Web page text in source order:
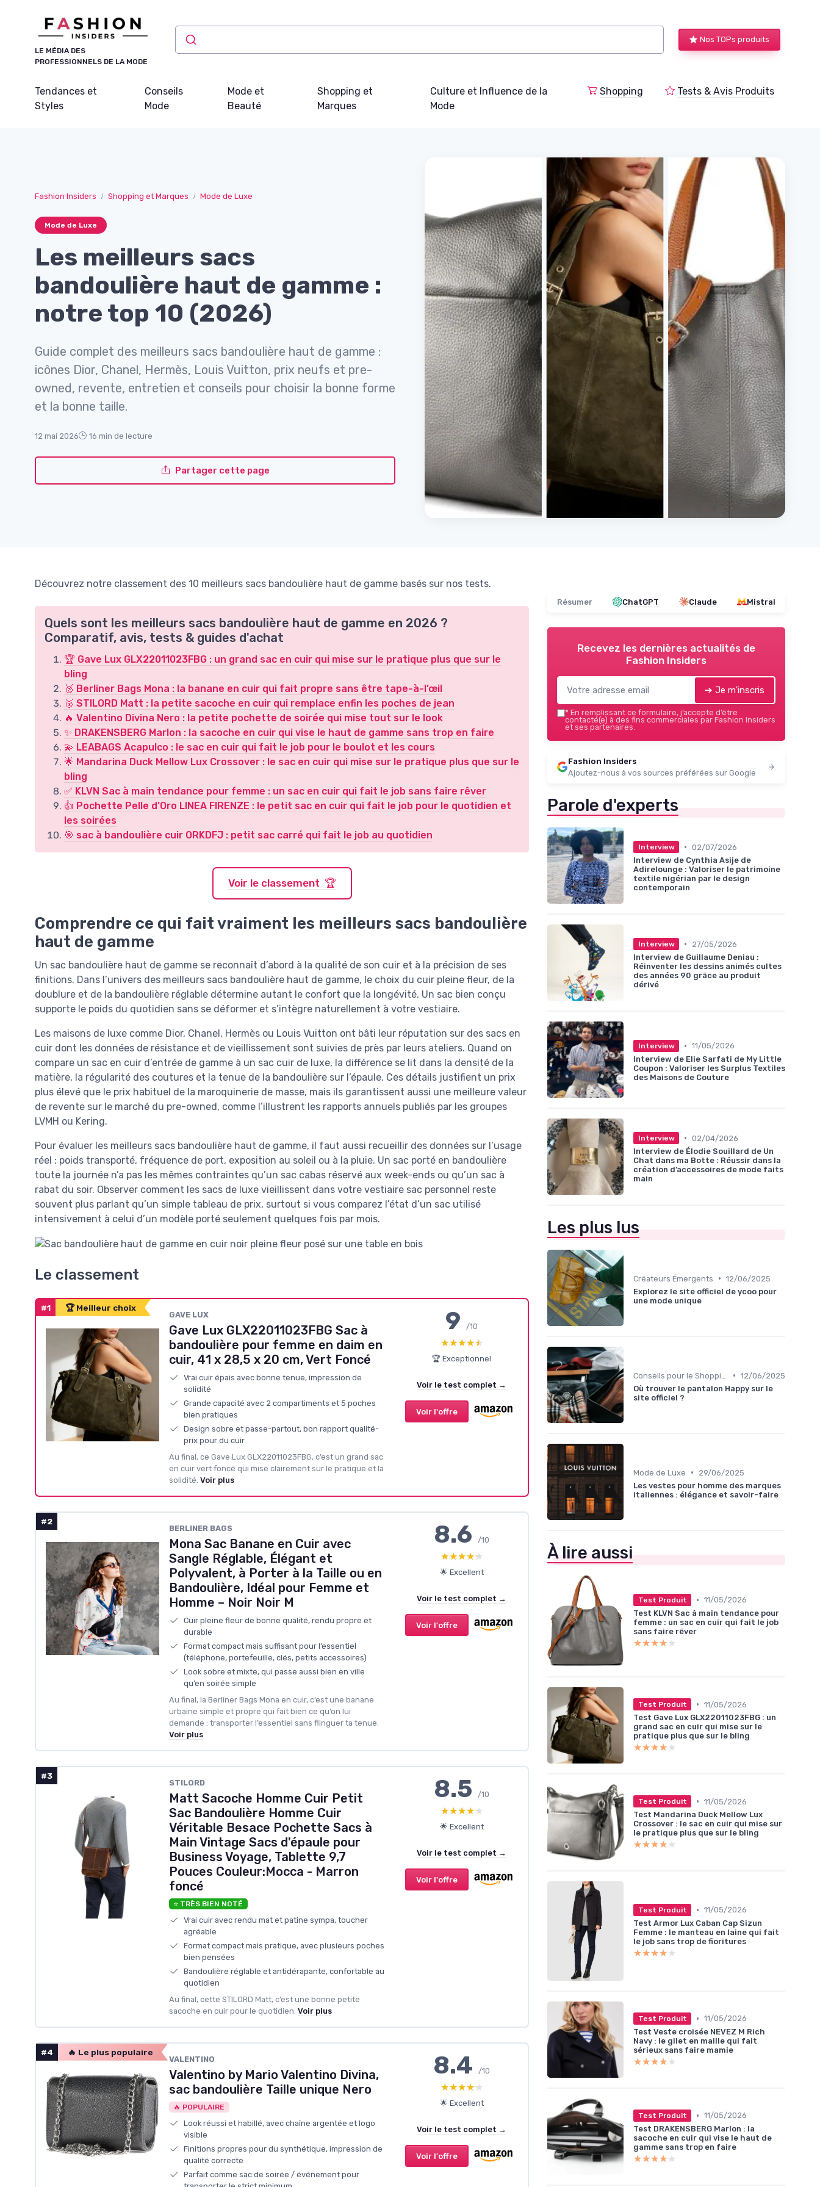
LE MÉDIA DES
PROFESSIONNELS DE LA MODE
Nos TOPs produits
Tendances et
Styles
Conseils
Mode
Mode et
Beauté
Shopping et
Marques
Culture et Influence de la
Mode
Shopping Tests & Avis Produits
Fashion Insiders Shopping et Marques Mode de Luxe
Mode de Luxe
Les meilleurs sacs
bandoulière haut de gamme :
notre top 10 (2026)
Guide complet des meilleurs sacs bandoulière haut de gamme :
icônes Dior, Chanel, Hermès, Louis Vuitton, prix neufs et pre-
owned, revente, entretien et conseils pour choisir la bonne forme
et la bonne taille.
12 mai 2026 16 min de lecture
Partager cette page
Découvrez notre classement des 10 meilleurs sacs bandoulière haut de gamme basés sur nos tests.
Quels sont les meilleurs sacs bandoulière haut de gamme en 2026 ?
Comparatif, avis, tests & guides d'achat
🏆 Gave Lux GLX22011023FBG : un grand sac en cuir qui mise sur le pratique plus que sur le
bling
🥈 Berliner Bags Mona : la banane en cuir qui fait propre sans être tape-à-l’œil
🥉 STILORD Matt : la petite sacoche en cuir qui remplace enfin les poches de jean
🔥 Valentino Divina Nero : la petite pochette de soirée qui mise tout sur le look
✨ DRAKENSBERG Marlon : la sacoche en cuir qui vise le haut de gamme sans trop en faire
💫 LEABAGS Acapulco : le sac en cuir qui fait le job pour le boulot et les cours
🌟 Mandarina Duck Mellow Lux Crossover : le sac en cuir qui mise sur le pratique plus que sur le
bling
✅ KLVN Sac à main tendance pour femme : un sac en cuir qui fait le job sans faire rêver
👍 Pochette Pelle d’Oro LINEA FIRENZE : le petit sac en cuir qui fait le job pour le quotidien et
les soirées
🎯 sac à bandoulière cuir ORKDFJ : petit sac carré qui fait le job au quotidien
Voir le classement 🏆
Comprendre ce qui fait vraiment les meilleurs sacs bandoulière
haut de gamme
Un sac bandoulière haut de gamme se reconnaît d’abord à la qualité de son cuir et à la précision de ses
finitions. Dans l’univers des meilleurs sacs bandoulière haut de gamme, le choix du cuir pleine fleur, de la
doublure et de la bandoulière réglable détermine autant le confort que la longévité. Un sac bien conçu
supporte le poids du quotidien sans se déformer et s’intègre naturellement à votre vestiaire.
Les maisons de luxe comme Dior, Chanel, Hermès ou Louis Vuitton ont bâti leur réputation sur des sacs en
cuir dont les données de résistance et de vieillissement sont suivies de près par leurs ateliers. Quand on
compare un sac en cuir d’entrée de gamme à un sac cuir de luxe, la différence se lit dans la densité de la
matière, la régularité des coutures et la tenue de la bandoulière sur l’épaule. Ces détails justifient un prix
plus élevé que le prix habituel de la maroquinerie de masse, mais ils garantissent aussi une meilleure valeur
de revente sur le marché du pre-owned, comme l’illustrent les rapports annuels publiés par les groupes
LVMH ou Kering.
Pour évaluer les meilleurs sacs bandoulière haut de gamme, il faut aussi recueillir des données sur l’usage
réel : poids transporté, fréquence de port, exposition au soleil ou à la pluie. Un sac porté en bandoulière
toute la journée n’a pas les mêmes contraintes qu’un sac cabas réservé aux week-ends ou qu’un sac à
rabat du soir. Observer comment les sacs de luxe vieillissent dans votre vestiaire sac personnel reste
souvent plus parlant qu’un simple tableau de prix, surtout si vous comparez l’état d’un sac utilisé
intensivement à celui d’un modèle porté seulement quelques fois par mois.
Le classement
#1 🏆 Meilleur choix
GAVE LUX
Gave Lux GLX22011023FBG Sac à
bandoulière pour femme en daim en
cuir, 41 x 28,5 x 20 cm, Vert Foncé
Vrai cuir épais avec bonne tenue, impression de
solidité
Grande capacité avec 2 compartiments et 5 poches
bien pratiques
Design sobre et passe-partout, bon rapport qualité-
prix pour du cuir
Au final, ce Gave Lux GLX22011023FBG, c’est un grand sac
en cuir vert foncé qui mise clairement sur le pratique et la
solidité. Voir plus
9/10
★★★★★
★★★★★
🏆 Exceptionnel
Voir le test complet →
Voir l'offre
#2
BERLINER BAGS
Mona Sac Banane en Cuir avec
Sangle Réglable, Élégant et
Polyvalent, à Porter à la Taille ou en
Bandoulière, Idéal pour Femme et
Homme – Noir Noir M
Cuir pleine fleur de bonne qualité, rendu propre et
durable
Format compact mais suffisant pour l’essentiel
(téléphone, portefeuille, clés, petits accessoires)
Look sobre et mixte, qui passe aussi bien en ville
qu’en soirée simple
Au final, la Berliner Bags Mona en cuir, c’est une banane
urbaine simple et propre qui fait bien ce qu’on lui
demande : transporter l’essentiel sans flinguer ta tenue.
Voir plus
8.6/10
★★★★★
★★★★★
🌟 Excellent
Voir le test complet →
Voir l'offre
#3
STILORD
Matt Sacoche Homme Cuir Petit
Sac Bandoulière Homme Cuir
Véritable Besace Pochette Sacs à
Main Vintage Sacs d'épaule pour
Business Voyage, Tablette 9,7
Pouces Couleur:Mocca - Marron
foncé
⭐ TRÈS BIEN NOTÉ
Vrai cuir avec rendu mat et patine sympa, toucher
agréable
Format compact mais pratique, avec plusieurs poches
bien pensées
Bandoulière réglable et antidérapante, confortable au
quotidien
Au final, cette STILORD Matt, c’est une bonne petite
sacoche en cuir pour le quotidien. Voir plus
8.5/10
★★★★★
★★★★★
🌟 Excellent
Voir le test complet →
Voir l'offre
#4 🔥 Le plus populaire
VALENTINO
Valentino by Mario Valentino Divina,
sac bandoulière Taille unique Nero
🔥 POPULAIRE
Look réussi et habillé, avec chaîne argentée et logo
visible
Finitions propres pour du synthétique, impression de
qualité correcte
Parfait comme sac de soirée / événement pour
8.4/10
★★★★★
★★★★★
🌟 Excellent
Voir le test complet →
Voir l'offre
Résumer ChatGPT Claude Mistral
Recevez les dernières actualités de
Fashion Insiders
➔ Je m'inscris
* En remplissant ce formulaire, j’accepte d’être
contacté(e) à des fins commerciales par Fashion Insiders
et ses partenaires.
Fashion Insiders
Ajoutez-nous à vos sources préférées sur Google
Parole d'experts
Interview • 02/07/2026
Interview de Cynthia Asije de
Adirelounge : Valoriser le patrimoine
textile nigérian par le design
contemporain
Interview •
27/05/2026
Interview de Guillaume Deniau :
Réinventer les dessins animés cultes
des années 90 grâce au produit
dérivé
Interview • 11/05/2026
Interview de Elie Sarfati de My Little
Coupon : Valoriser les Surplus Textiles
des Maisons de Couture
Interview • 02/04/2026
Interview de Élodie Souillard de Un
Chat dans ma Botte : Réussir dans la
création d’accessoires de mode faits
main
Les plus lus
Créateurs Émergents • 12/06/2025
Explorez le site officiel de ycoo pour
une mode unique
• 12/06/2025
Où trouver le pantalon Happy sur le
site officiel ?
Mode de Luxe •
29/06/2025
Les vestes pour homme des marques
italiennes : élégance et savoir-faire
À lire aussi
Test Produit • 11/05/2026
Test KLVN Sac à main tendance pour
femme : un sac en cuir qui fait le job
sans faire rêver
★★★★★
★★★★★
Test Produit • 11/05/2026
Test Gave Lux GLX22011023FBG : un
grand sac en cuir qui mise sur le
pratique plus que sur le bling
★★★★★
★★★★★
Test Produit • 11/05/2026
Test Mandarina Duck Mellow Lux
Crossover : le sac en cuir qui mise sur
le pratique plus que sur le bling
★★★★★
★★★★★
Test Produit • 11/05/2026
Test Armor Lux Caban Cap Sizun
Femme : le manteau en laine qui fait
le job sans trop de fioritures
★★★★★
★★★★★
Test Produit • 11/05/2026
Test Veste croisée NEVEZ M Rich
Navy : le gilet en maille qui fait
sérieux sans faire mamie
★★★★★
★★★★★
Test Produit • 11/05/2026
Test DRAKENSBERG Marlon : la
sacoche en cuir qui vise le haut de
gamme sans trop en faire
★★★★★
★★★★★